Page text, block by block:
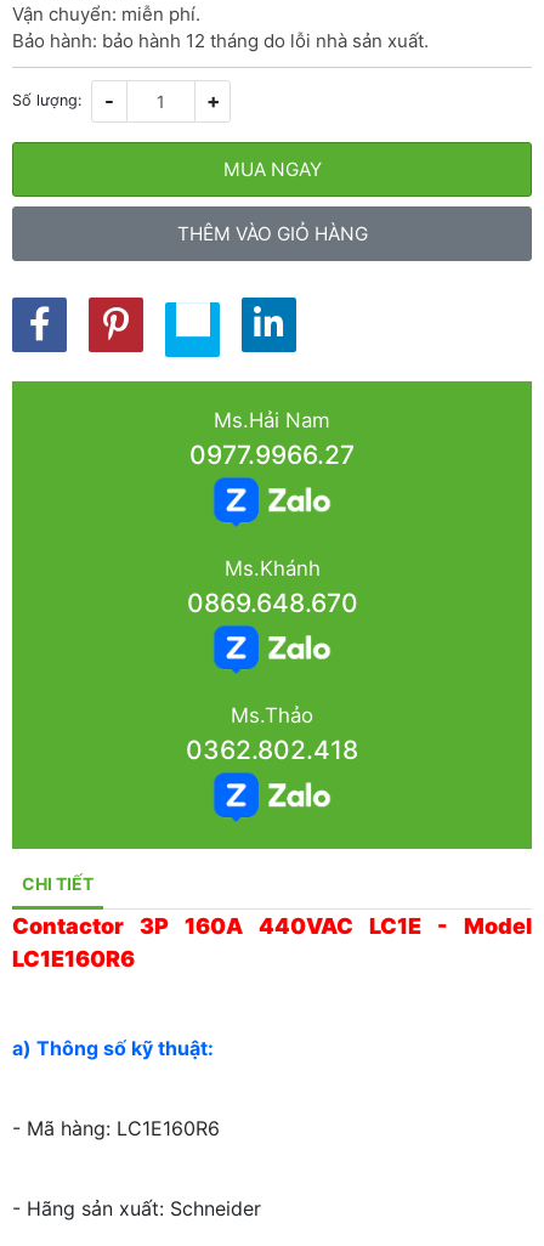
Vận chuyển: miễn phí.
Bảo hành: bảo hành 12 tháng do lỗi nhà sản xuất.
Số lượng: - +
MUA NGAY
THÊM VÀO GIỎ HÀNG
Ms.Hải Nam
0977.9966.27
Ms.Khánh
0869.648.670
Ms.Thảo
0362.802.418
CHI TIẾT
Contactor 3P 160A 440VAC LC1E - Model
LC1E160R6
a) Thông số kỹ thuật:
- Mã hàng: LC1E160R6
- Hãng sản xuất: Schneider